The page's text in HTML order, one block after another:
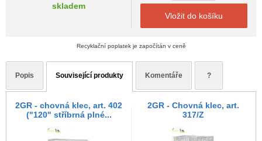
skladem
Vložit do košíku
Recyklační poplatek je započítán v ceně
Popis Související produkty Komentáře ?
2GR - chovná klec, art. 402
("120" stříbrná plné...
2GR - Chovná klec, art.
317/Z